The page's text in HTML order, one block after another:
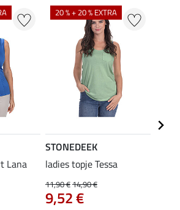
Lana
20 % + 20 % EXTRA
STONEDEEK
ladies topje Tessa
11,90 €14,90 €
9,52 €